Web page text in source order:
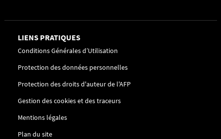
LIENS PRATIQUES
Conditions Générales d’Utilisation
Protection des données personnelles
Protection des droits d'auteur de l'AFP
Gestion des cookies et des traceurs
Mentions légales
Plan du site